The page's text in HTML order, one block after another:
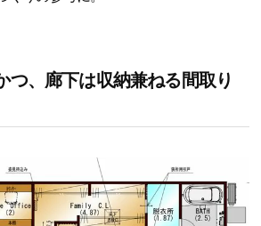
つ、廊下は収納兼ねる間取り